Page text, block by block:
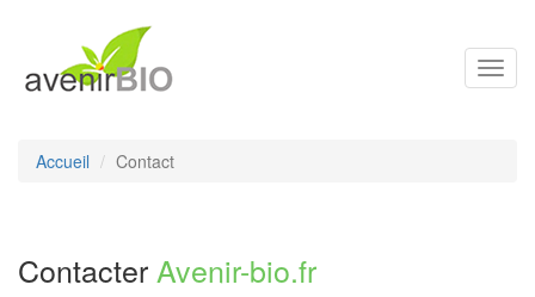
Accueil Contact
Contacter Avenir-bio.fr